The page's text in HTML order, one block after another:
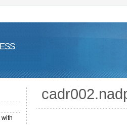
with